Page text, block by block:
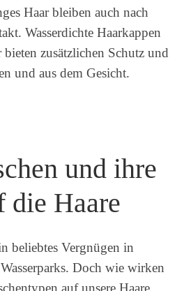
Haar bleiben auch nach
Wasserdichte Haarkappen
zusätzlichen Schutz und
und aus dem Gesicht.
und ihre
die Haare
beliebtes Vergnügen in
Doch wie wirken
auf unsere Haare